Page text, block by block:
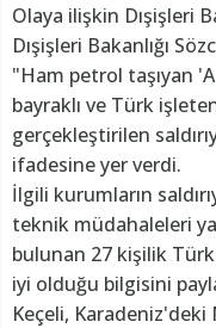
Olaya ilişkin Dışişleri
Dışişleri Bakanlığı
"Ham petrol taşıyan
bayraklı ve Türk
gerçekleştirilen
ifadesine yer verdi.
İlgili kurumların
teknik müdahaleleri
bulunan 27 kişilik
iyi olduğu bilgisini
Keçeli,